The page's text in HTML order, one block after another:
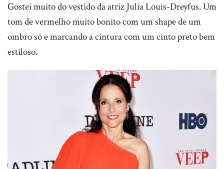
Gostei muito do vestido da atriz Julia Louis-Dreyfus. Um
tom de vermelho muito bonito com um shape de um
ombro só e marcando a cintura com um cinto preto bem
estiloso.